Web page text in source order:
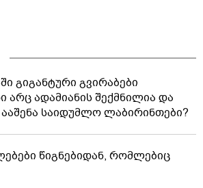
გიგანტური გვირაბები
არც ადამიანის შექმნილია და
ააშენა საიდუმლო ლაბირინთები?
წიგნებიდან, რომლებიც